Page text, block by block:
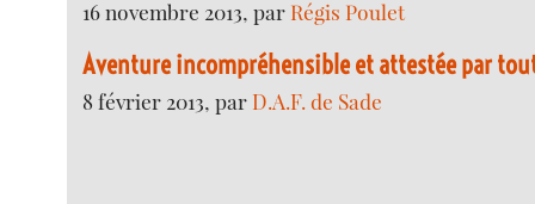
16 novembre 2013, par Régis Poulet
Aventure incompréhensible et attestée par
8 février 2013, parD.A.F. de Sade